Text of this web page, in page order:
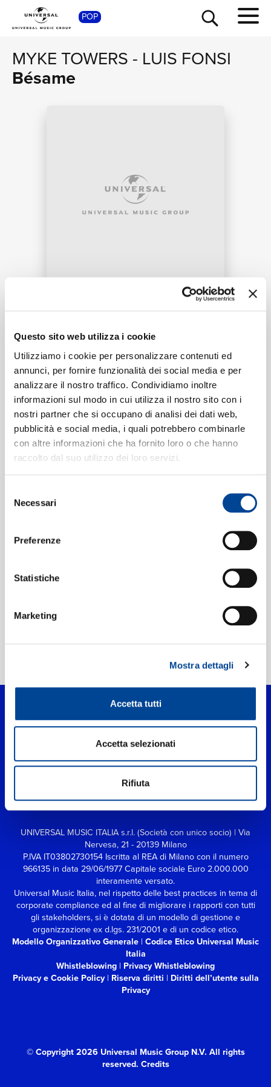
Questo sito web utilizza i cookie
Utilizziamo i cookie per personalizzare contenuti ed
annunci, per fornire funzionalità dei social media e per
analizzare il nostro traffico. Condividiamo inoltre
informazioni sul modo in cui utilizza il nostro sito con i
nostri partner che si occupano di analisi dei dati web,
pubblicità e social media, i quali potrebbero combinarle
con altre informazioni che ha fornito loro o che hanno
raccolto dal suo utilizzo dei loro servizi.
delNecessari
Preferenze
Statistiche
Marketing
Mostra dettagli
Accetta tutti
Accetta selezionati
Rifiuta
POP
MYKE TOWERS- LUIS FONSI
Bésame
1 Bésame
02:49
Luis Fonsi, Myke Towers
Formati disponibili:
UPC:00602438347599
Bésame
UNIVERSAL MUSIC ITALIA s.r.l. (Società con unico socio) | Via
Nervesa, 21 - 20139 Milano
P.IVA IT03802730154 Iscritta al REA di Milano con il numero
966135 in data 29/06/1977Capitale sociale Euro 2.000.000
interamente versato.
Universal Music Italia, nel rispetto delle best practices in tema di
corporate compliance ed al fine di migliorare i rapporti con tutti
gli stakeholders,si è dotata di un modello di gestione e
organizzazione ex d.lgs. 231/2001 e di un codice etico.
Modello Organizzativo Generale | Codice Etico Universal Music
Italia
Whistleblowing | Privacy Whistleblowing
Privacy e Cookie Policy| Riserva diritti | Diritti dell’utente sulla
Privacy
© Copyright 2026 Universal Music Group N.V. All rights
reserved. Credits
SHOP
TOUR NEWS
RICERCA
CHI SIAMO
CONTATTI
NEWSLETTER